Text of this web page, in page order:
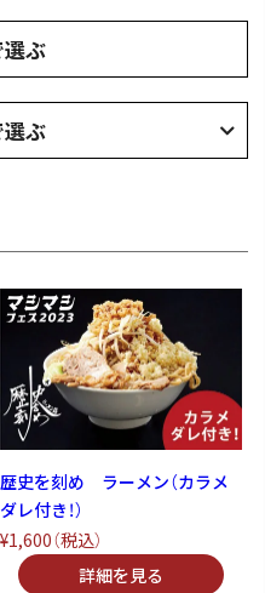
ぶ
ぶ
歴史を刻め ラーメン（カラメ
ダレ付き！）
¥1,600（税込）